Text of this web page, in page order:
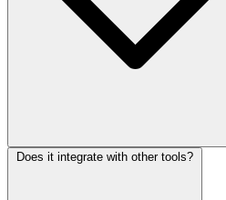
Does it integrate with other tools?